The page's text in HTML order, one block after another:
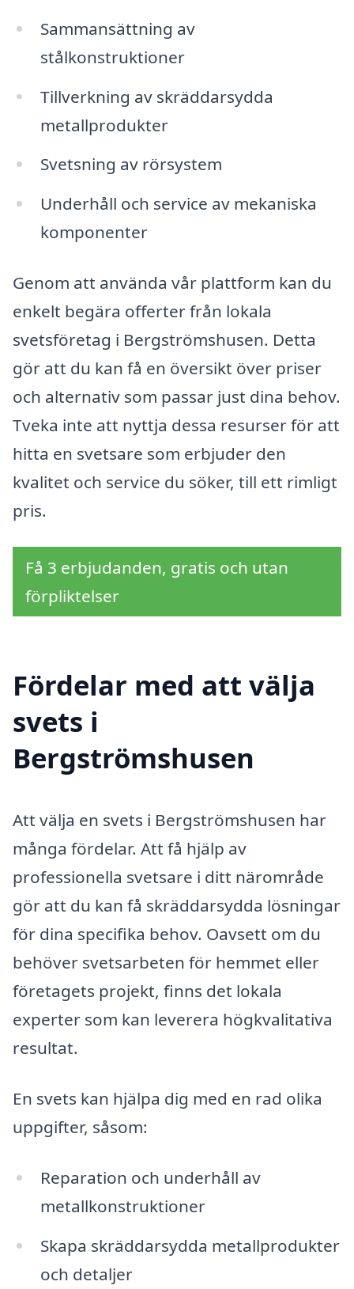
Sammansättning av
stålkonstruktioner
Tillverkning av skräddarsydda
metallprodukter
Svetsning av rörsystem
Underhåll och service av mekaniska
komponenter
Genom att använda vår plattform kan du
enkelt begära offerter från lokala
svetsföretag i Bergströmshusen. Detta
gör att du kan få en översikt över priser
och alternativ som passar just dina behov.
Tveka inte att nyttja dessa resurser för att
hitta en svetsare som erbjuder den
kvalitet och service du söker, till ett rimligt
pris.
Få 3 erbjudanden, gratis och utan
förpliktelser
Fördelar med att välja
svets i
Bergströmshusen
Att välja en svets i Bergströmshusen har
många fördelar. Att få hjälp av
professionella svetsare i ditt närområde
gör att du kan få skräddarsydda lösningar
för dina specifika behov. Oavsett om du
behöver svetsarbeten för hemmet eller
företagets projekt, finns det lokala
experter som kan leverera högkvalitativa
resultat.
En svets kan hjälpa dig med en rad olika
uppgifter, såsom:
Reparation och underhåll av
metallkonstruktioner
Skapa skräddarsydda metallprodukter
och detaljer